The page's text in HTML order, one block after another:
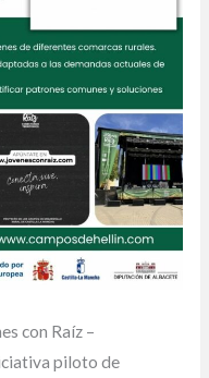
con Raíz –
piloto de